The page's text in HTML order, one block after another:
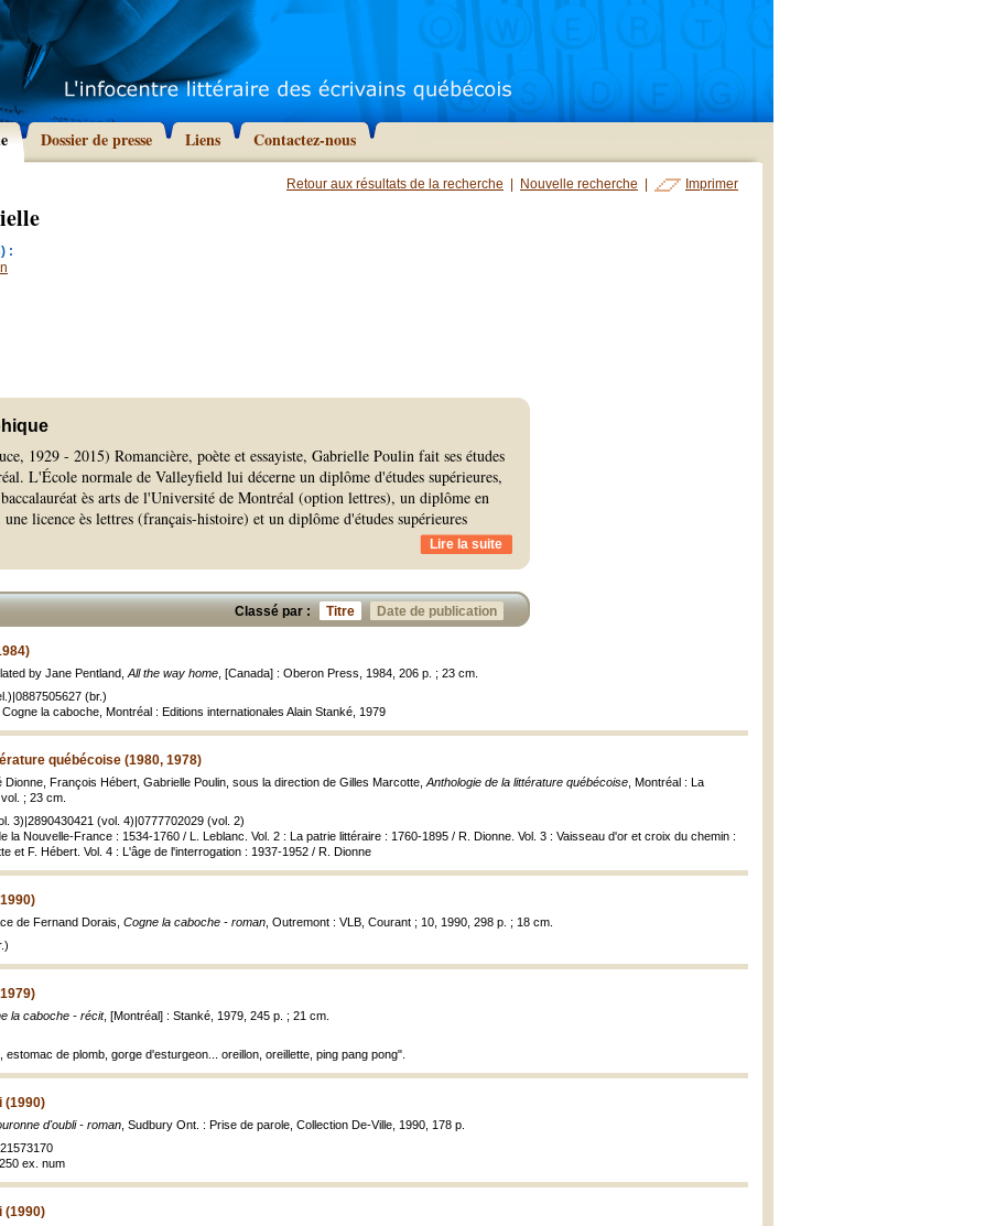
Dossier de presse Liens Contactez-nous
Retour aux résultats de la recherche Nouvelle recherche Imprimer
:
1929 - 2015) Romancière, poète et essayiste, Gabrielle Poulin fait ses études
L'École normale de Valleyfield lui décerne un diplôme d'études supérieures,
ès arts de l'Université de Montréal (option lettres), un diplôme en
une licence ès lettres (français-histoire) et un diplôme d'études supérieures
Lire la suite
Classé par : Titre Date de publication
by Jane Pentland, All the way home , [Canada] : Oberon Press, 1984, 206 p. ; 23 cm.
(br.)
la caboche, Montréal : Editions internationales Alain Stanké, 1979
québécoise (1980, 1978)
Dionne, François Hébert, Gabrielle Poulin, sous la direction de Gilles Marcotte, Anthologie de la littérature québécoise , Montréal : La
; 23 cm.
3)|2890430421 (vol. 4)|0777702029 (vol. 2)
la Nouvelle-France : 1534-1760 / L. Leblanc. Vol. 2 : La patrie littéraire : 1760-1895 / R. Dionne. Vol. 3 : Vaisseau d'or et croix du chemin :
et F. Hébert. Vol. 4 : L'âge de l'interrogation : 1937-1952 / R. Dionne
de Fernand Dorais, Cogne la caboche - roman , Outremont : VLB, Courant ; 10, 1990, 298 p. ; 18 cm.
la caboche - récit, [Montréal] : Stanké, 1979, 245 p. ; 21 cm.
estomac de plomb, gorge d'esturgeon... oreillon, oreillette, ping pang pong".
(1990)
d'oubli - roman , Sudbury Ont. : Prise de parole, Collection De-Ville, 1990, 178 p.
ex. num
(1990)